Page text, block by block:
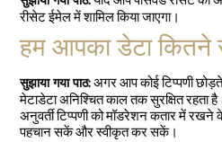
रीसेट ईमेल में शामिल किया जाएगा।
हम आपका डेटा
सुझाया गया पाठ:अगर आप कोई टिप्पणी
मेटाडेटा अनिश्चित काल तक सुरक्षित रहता
अनुवर्ती टिप्पणी को मॉडरेशन कतार में
पहचान सकें और स्वीकृत कर सकें।